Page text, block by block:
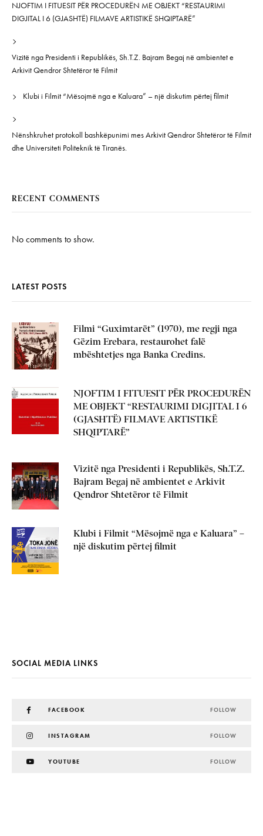
NJOFTIM I FITUESIT PËR PROCEDURËN ME OBJEKT “RESTAURIMI
DIGJITAL I 6 (GJASHTË) FILMAVE ARTISTIKË SHQIPTARË”
Vizitë nga Presidenti i Republikës, Sh.T.Z. Bajram Begaj në ambientet e
Arkivit Qendror Shtetëror të Filmit
Klubi i Filmit “Mësojmë nga e Kaluara” – një diskutim përtej filmit
Nënshkruhet protokoll bashkëpunimi mes Arkivit Qendror Shtetëror të Filmit
dhe Universiteti Politeknik të Tiranës.
RECENT COMMENTS
No comments to show.
LATEST POSTS
Filmi “Guximtarët” (1970), me regji nga
Gëzim Erebara, restaurohet falë
mbështetjes nga Banka Credins.
NJOFTIM I FITUESIT PËR PROCEDURËN
ME OBJEKT “RESTAURIMI DIGJITAL I 6
(GJASHTË) FILMAVE ARTISTIKË
SHQIPTARË”
Vizitë nga Presidenti i Republikës, Sh.T.Z.
Bajram Begaj në ambientet e Arkivit
Qendror Shtetëror të Filmit
Klubi i Filmit “Mësojmë nga e Kaluara” –
një diskutim përtej filmit
SOCIAL MEDIA LINKS
FACEBOOK FOLLOW
INSTAGRAM FOLLOW
YOUTUBE FOLLOW